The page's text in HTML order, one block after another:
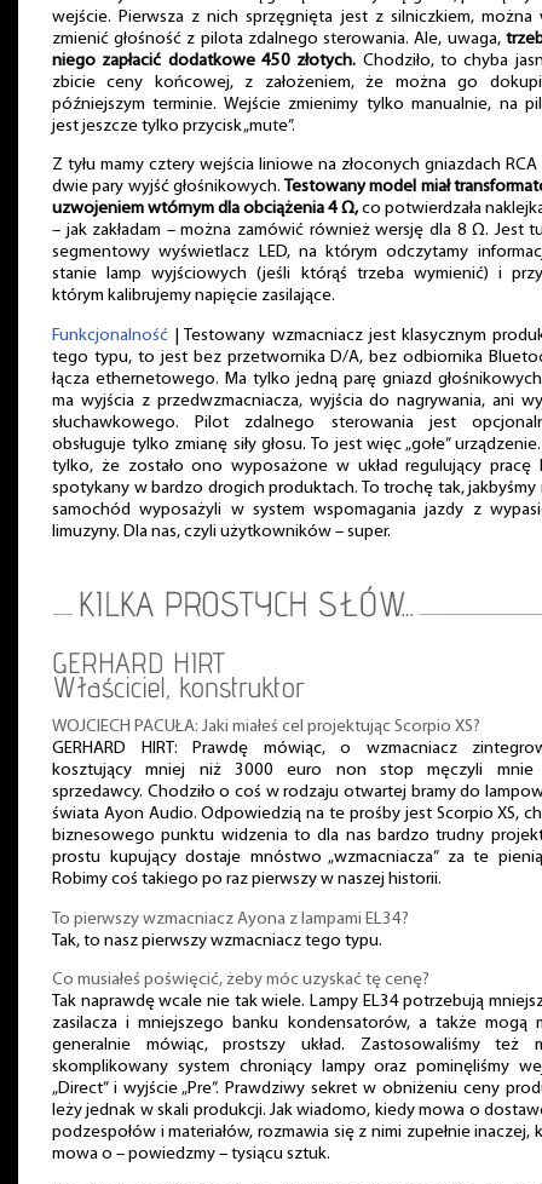
wejście. Pierwsza z nich sprzęgnięta jest z silniczkiem, można
zmienić głośność z pilota zdalnego sterowania. Ale, uwaga,
niego zapłacić dodatkowe 450 złotych. Chodziło, to chyba
zbicie ceny końcowej, z założeniem, że można go
późniejszym terminie. Wejście zmienimy tylko manualnie, na
jest jeszcze tylko przycisk „mute”.
Z tyłu mamy cztery wejścia liniowe na złoconych gniazdach RCA
dwie pary wyjść głośnikowych. Testowany model miał
uzwojeniem wtórnym dla obciążenia 4 Ω, co potwierdzała
– jak zakładam – można zamówić również wersję dla 8 Ω. Jest
segmentowy wyświetlacz LED, na którym odczytamy
stanie lamp wyjściowych (jeśli którąś trzeba wymienić) i
którym kalibrujemy napięcie zasilające.
Funkcjonalność | Testowany wzmacniacz jest klasycznym
tego typu, to jest bez przetwornika D/A, bez odbiornika
łącza ethernetowego. Ma tylko jedną parę gniazd
ma wyjścia z przedwzmacniacza, wyjścia do nagrywania, ani
słuchawkowego. Pilot zdalnego sterowania jest
obsługuje tylko zmianę siły głosu. To jest więc „gołe”
tylko, że zostało ono wyposażone w układ regulujący pracę
spotykany w bardzo drogich produktach. To trochę tak, jakbyśmy
samochód wyposażyli w system wspomagania jazdy z
limuzyny. Dla nas, czyli użytkowników – super.
GERHARD HIRT
Właściciel, konstruktor
WOJCIECH PACUŁA: Jaki miałeś cel projektując Scorpio XS?
GERHARD HIRT: Prawdę mówiąc, o wzmacniacz
kosztujący mniej niż 3000 euro non stop męczyli mnie
sprzedawcy. Chodziło o coś w rodzaju otwartej bramy do
świata Ayon Audio. Odpowiedzią na te prośby jest Scorpio XS,
biznesowego punktu widzenia to dla nas bardzo trudny
prostu kupujący dostaje mnóstwo „wzmacniacza” za te
Robimy coś takiego po raz pierwszy w naszej historii.
To pierwszy wzmacniacz Ayona z lampami EL34?
Tak, to nasz pierwszy wzmacniacz tego typu.
Co musiałeś poświęcić, żeby móc uzyskać tę cenę?
Tak naprawdę wcale nie tak wiele. Lampy EL34 potrzebują
zasilacza i mniejszego banku kondensatorów, a także mogą
generalnie mówiąc, prostszy układ. Zastosowaliśmy też
skomplikowany system chroniący lampy oraz pominęliśmy
„Direct” i wyjście „Pre”. Prawdziwy sekret w obniżeniu ceny
leży jednak w skali produkcji. Jak wiadomo, kiedy mowa o
podzespołów i materiałów, rozmawia się z nimi zupełnie inaczej,
mowa o – powiedzmy – tysiącu sztuk.